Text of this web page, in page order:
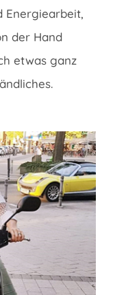
Energiearbeit,
der Hand
etwas ganz